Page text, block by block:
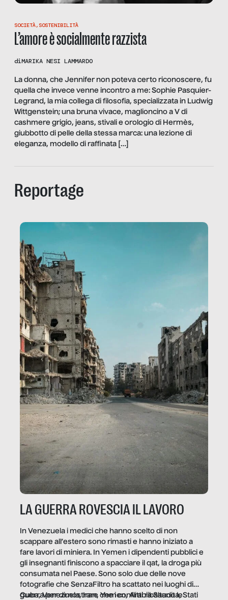
SOCIETÀ, SOSTENIBILITÀ
L’amore è socialmente razzista
diMARIKA NESI LAMMARDO
La donna, che Jennifer non poteva certo riconoscere, fu
quella che invece venne incontro a me: Sophie Pasquier-
Legrand, la mia collega di filosofia, specializzata in Ludwig
Wittgenstein; una bruna vivace, maglioncino a V di
cashmere grigio, jeans, stivali e orologio di Hermès,
giubbotto di pelle della stessa marca: una lezione di
eleganza, modello di raffinata […]
Reportage
LA GUERRA ROVESCIA IL LAVORO
In Venezuela i medici che hanno scelto di non
scappare all’estero sono rimasti e hanno iniziato a
fare lavori di miniera. In Yemen i dipendenti pubblici e
gli insegnanti finiscono a spacciare il qat, la droga più
consumata nel Paese. Sono solo due delle nove
fotografie che SenzaFiltro ha scattato nei luoghi di
guerra per dimostrare che i conflitti ribaltano le
Cuba, Venezuela, Iran, Yemen, Arabia Saudita, Stati